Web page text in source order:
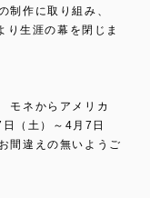
制作に取り組み、
生涯の幕を閉じま
ネからアメリカ
（土）～4月7日
間違えの無いようご